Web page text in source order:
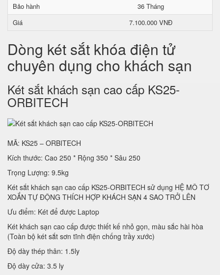
Bảo hành
36 Tháng
Giá
7.100.000 VNĐ
Dòng két sắt khóa điện tử
chuyên dụng cho khách sạn
Két sắt khách sạn cao cấp KS25-
ORBITECH
MÃ: KS25 – ORBITECH
Kích thước: Cao 250 * Rộng 350 * Sâu 250
Trọng Lượng: 9.5kg
Két sắt khách sạn cao cấp KS25-ORBITECH sử dụng HỆ MÔ TƠ
XOẮN TỰ ĐỘNG THÍCH HỢP KHÁCH SẠN 4 SAO TRỞ LÊN
Ưu điểm: Két để được Laptop
Két khách sạn cao cấp được thiết kế nhỏ gọn, màu sắc hài hòa
(Toàn bộ két sắt sơn tĩnh điện chống trầy xước)
Độ dày thép thân: 1.5ly
Độ dày cửa: 3.5 ly